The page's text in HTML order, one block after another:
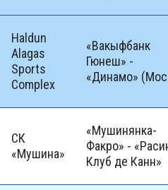
Haldun
Alagas
Sports
Complex
«Вакыфбанк
Гюнеш» -
«Динамо»
СК
«Мушина»
«Мушинянка-
Факро» -
Клуб де Канн»